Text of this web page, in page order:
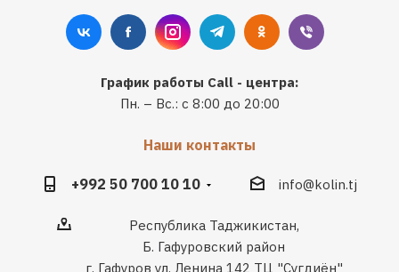
График работы Call - центра:
Пн. – Вс.: с 8:00 до 20:00
Наши контакты
+992 50 700 10 10 info@kolin.tj
Республика Таджикистан,
Б. Гафуровский район
г. Гафуров ул. Ленина 142 ТЦ "Сугдиён"